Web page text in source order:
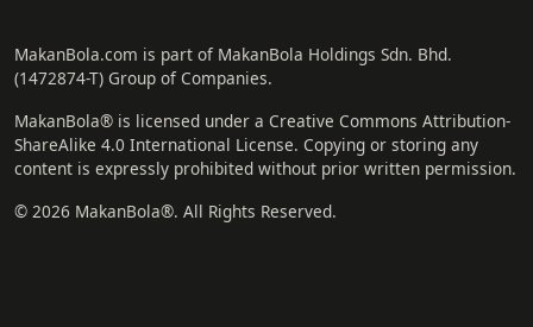
MakanBola.com is part of MakanBola Holdings Sdn. Bhd.
(1472874-T) Group of Companies.
MakanBola® is licensed under a Creative Commons Attribution-
ShareAlike 4.0 International License. Copying or storing any
content is expressly prohibited without prior written permission.
© 2026 MakanBola®. All Rights Reserved.